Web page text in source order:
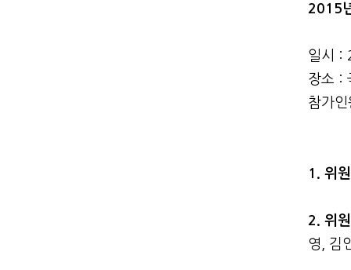
2015
일시 :
장소 :
참가
1. 위
2. 위
영, 김